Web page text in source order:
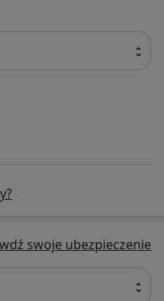
swoje ubezpieczenie